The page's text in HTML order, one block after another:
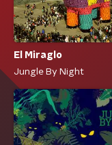
El Miraglo
Jungle By Night